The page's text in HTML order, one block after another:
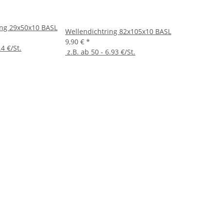
29x50x10 BASL
€/St.
Wellendichtring 82x105x10 BASL
9,90 € *
z.B. ab 50 - 6.93 €/St.